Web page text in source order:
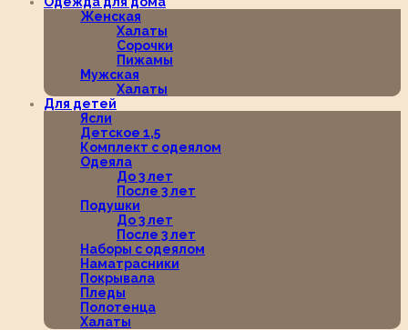
Женская
Халаты
Сорочки
Пижамы
Мужская
Халаты
Для детей
Ясли
Детское 1,5
Комплект с одеялом
Одеяла
До 3 лет
После 3 лет
Подушки
До 3 лет
После 3 лет
Наборы с одеялом
Наматрасники
Покрывала
Пледы
Полотенца
Халаты